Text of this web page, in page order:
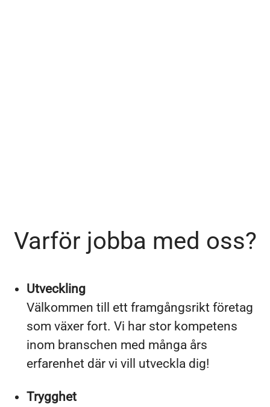
Varför jobba med oss?
Utveckling
Välkommen till ett framgångsrikt företag
som växer fort. Vi har stor kompetens
inom branschen med många års
erfarenhet där vi vill utveckla dig!
Trygghet